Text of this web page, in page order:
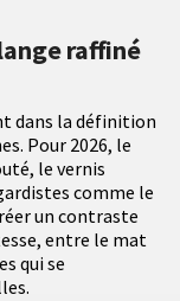
raffiné
dans la définition
Pour 2026, le
le vernis
comme le
un contraste
entre le mat
qui se